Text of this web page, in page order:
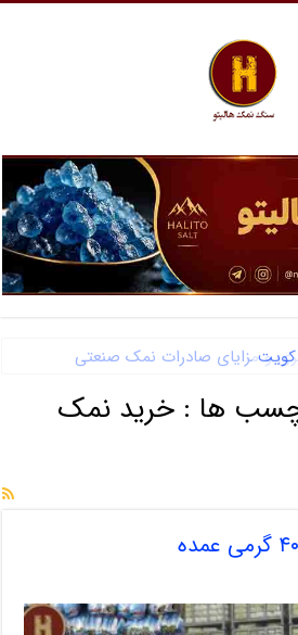
و مزایای صادرات نمک صنعتی
ها : خرید نمک